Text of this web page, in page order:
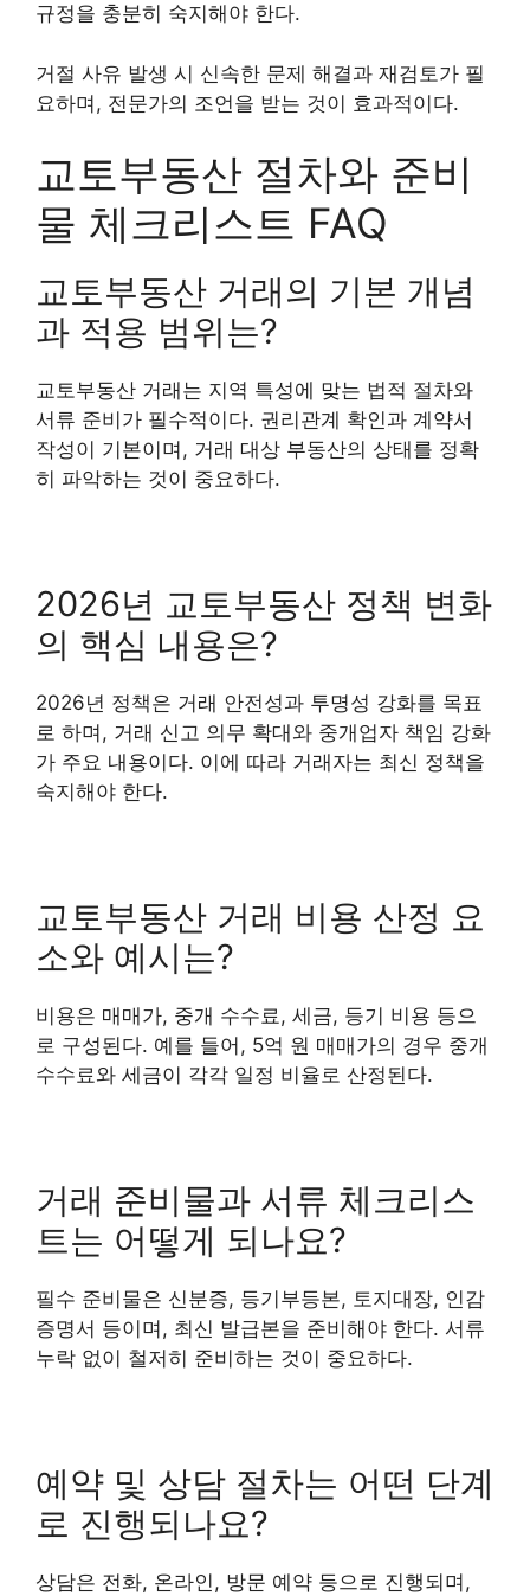
규정을 충분히 숙지해야 한다.
거절 사유 발생 시 신속한 문제 해결과 재검토가 필
요하며, 전문가의 조언을 받는 것이 효과적이다.
교토부동산 절차와 준비
물 체크리스트 FAQ
교토부동산 거래의 기본 개념
과 적용 범위는?
교토부동산 거래는 지역 특성에 맞는 법적 절차와
서류 준비가 필수적이다. 권리관계 확인과 계약서
작성이 기본이며, 거래 대상 부동산의 상태를 정확
히 파악하는 것이 중요하다.
2026년 교토부동산 정책 변화
의 핵심 내용은?
2026년 정책은 거래 안전성과 투명성 강화를 목표
로 하며, 거래 신고 의무 확대와 중개업자 책임 강화
가 주요 내용이다. 이에 따라 거래자는 최신 정책을
숙지해야 한다.
교토부동산 거래 비용 산정 요
소와 예시는?
비용은 매매가, 중개 수수료, 세금, 등기 비용 등으
로 구성된다. 예를 들어, 5억 원 매매가의 경우 중개
수수료와 세금이 각각 일정 비율로 산정된다.
거래 준비물과 서류 체크리스
트는 어떻게 되나요?
필수 준비물은 신분증, 등기부등본, 토지대장, 인감
증명서 등이며, 최신 발급본을 준비해야 한다. 서류
누락 없이 철저히 준비하는 것이 중요하다.
예약 및 상담 절차는 어떤 단계
로 진행되나요?
상담은 전화, 온라인, 방문 예약 등으로 진행되며,